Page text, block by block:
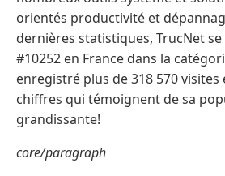
orientés productivité et
dernières statistiques, TrucNet
#10252 en France dans la
enregistré plus de 318 570 visites
chiffres qui témoignent de sa
grandissante!
core/paragraph